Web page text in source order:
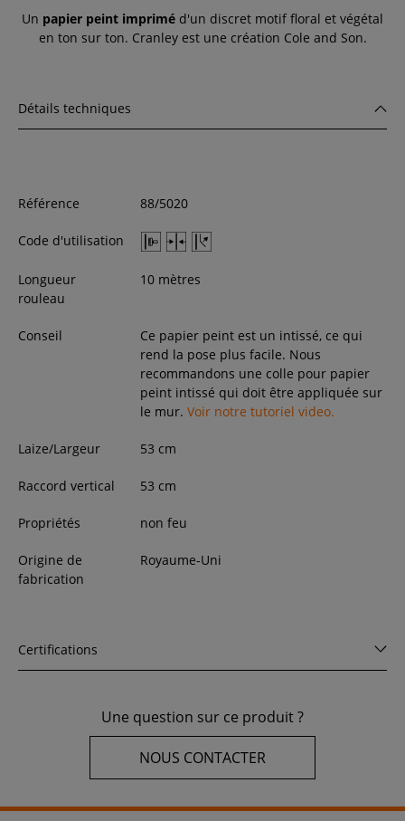
Un papier peint imprimé d'un discret motif floral et végétal
en ton sur ton. Cranley est une création Cole and Son.
Détails techniques
Référence 88/5020
Code d'utilisation
Longueur
rouleau
10 mètres
Conseil
Ce papier peint est un intissé, ce qui
rend la pose plus facile. Nous
recommandons une colle pour papier
peint intissé qui doit être appliquée sur
le mur. Voir notre tutoriel video.
Laize/Largeur 53 cm
Raccord vertical 53 cm
Propriétés non feu
Origine de
fabrication
Royaume-Uni
Certifications
Une question sur ce produit ?
NOUS CONTACTER